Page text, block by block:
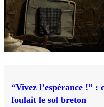
“Vivez l’espérance !”
foulait le sol breton